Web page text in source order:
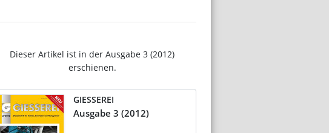
Dieser Artikel ist in der Ausgabe 3 (2012)
erschienen.
GIESSEREI
Ausgabe 3 (2012)